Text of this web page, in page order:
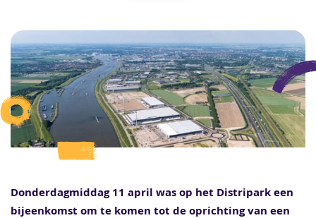
Donderdagmiddag 11 april was op het Distripark een
bijeenkomst om te komen tot de oprichting van een